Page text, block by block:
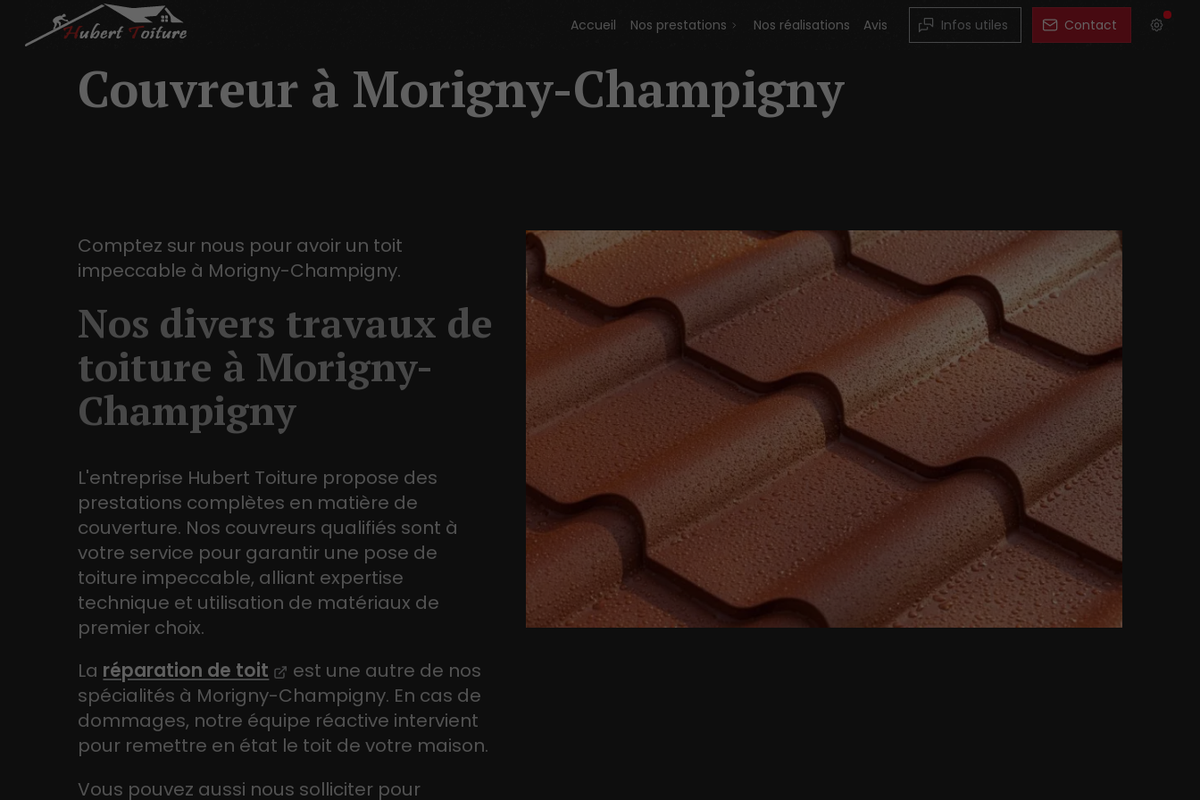
Accueil Nos prestations Nos réalisations Avis Infos utiles Contact
Couvreur à Morigny-Champigny
Comptez sur nous pour avoir un toit
impeccable à Morigny-Champigny.
Nos divers travaux de
toiture à Morigny-
Champigny
L'entreprise Hubert Toiture propose des
prestations complètes en matière de
couverture. Nos couvreurs qualifiés sont à
votre service pour garantir une pose de
toiture impeccable, alliant expertise
technique et utilisation de matériaux de
premier choix.
La réparation de toit
est une autre de nos
spécialités à Morigny-Champigny. En cas de
dommages, notre équipe réactive intervient
pour remettre en état le toit de votre maison.
Vous pouvez aussi nous solliciter pour